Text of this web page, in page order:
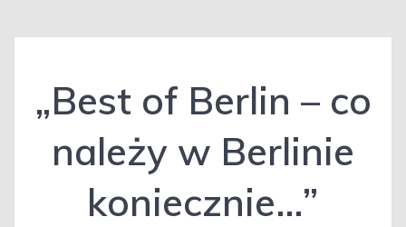
„Best of Berlin – co
należy w Berlinie
koniecznie…”